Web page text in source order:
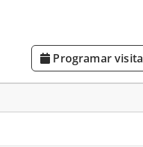
Programar visita